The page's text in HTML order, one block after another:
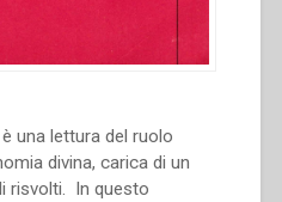
una lettura del ruolo
divina, carica di un
risvolti. In questo